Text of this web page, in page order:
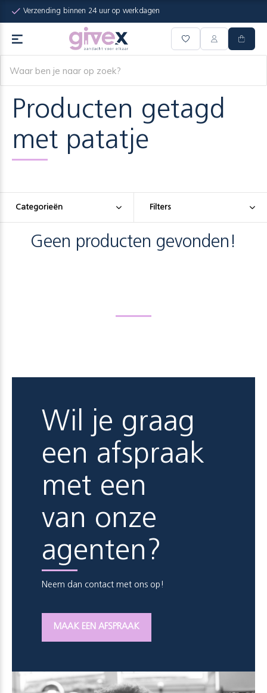
Verzending binnen 24 uur op werkdagen
Producten getagd
met patatje
Categorieën Filters
Geen producten gevonden!
Wil je graag
een afspraak
met een
van onze
agenten?
Neem dan contact met ons op!
MAAK EEN AFSPRAAK